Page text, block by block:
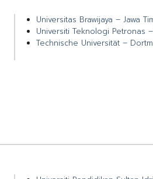
Universitas Brawijaya – Jawa
Universiti Teknologi Petronas
Technische Universität –